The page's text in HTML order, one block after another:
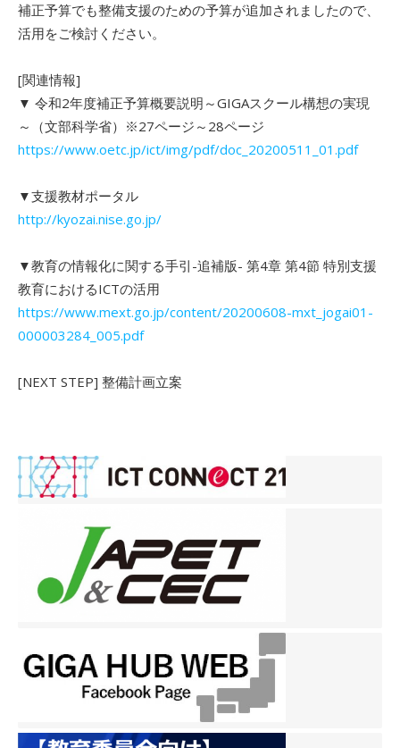
補正予算でも整備支援のための予算が追加されましたので、
活用をご検討ください。
[関連情報]
▼ 令和2年度補正予算概要説明～GIGAスクール構想の実現
～（文部科学省）※27ページ～28ページ
https://www.oetc.jp/ict/img/pdf/doc_20200511_01.pdf
▼支援教材ポータル
http://kyozai.nise.go.jp/
▼教育の情報化に関する手引-追補版- 第4章 第4節 特別支援
教育におけるICTの活用
https://www.mext.go.jp/content/20200608-mxt_jogai01-
000003284_005.pdf
[NEXT STEP] 整備計画立案